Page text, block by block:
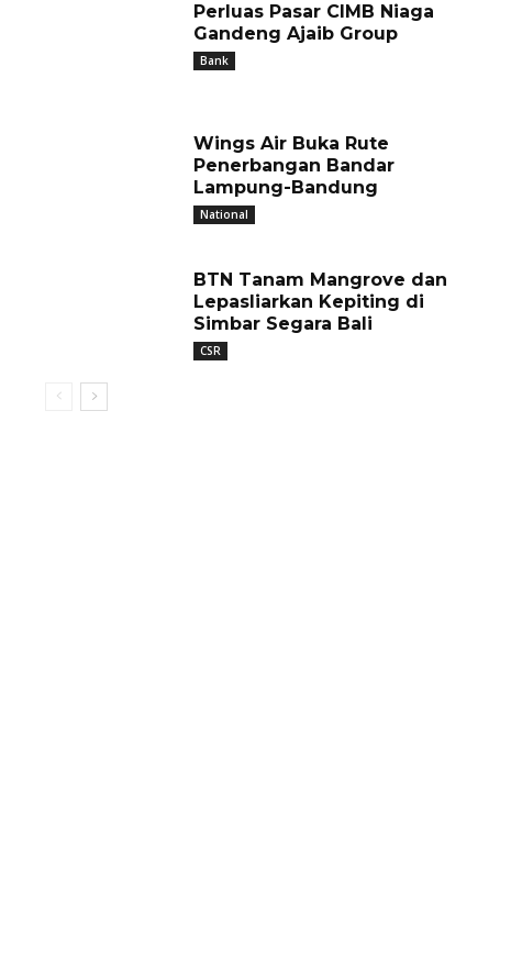
Perluas Pasar CIMB Niaga
Gandeng Ajaib Group
Bank
Wings Air Buka Rute
Penerbangan Bandar
Lampung-Bandung
National
BTN Tanam Mangrove dan
Lepasliarkan Kepiting di
Simbar Segara Bali
CSR